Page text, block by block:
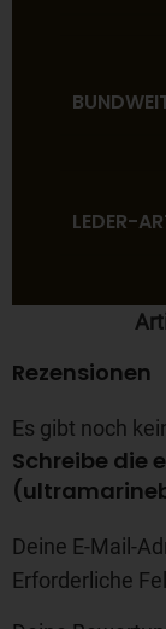
LEDER-
Rezensionen
Es gibt noch
Schreibe die
Deine E-Mail-
Erforderliche